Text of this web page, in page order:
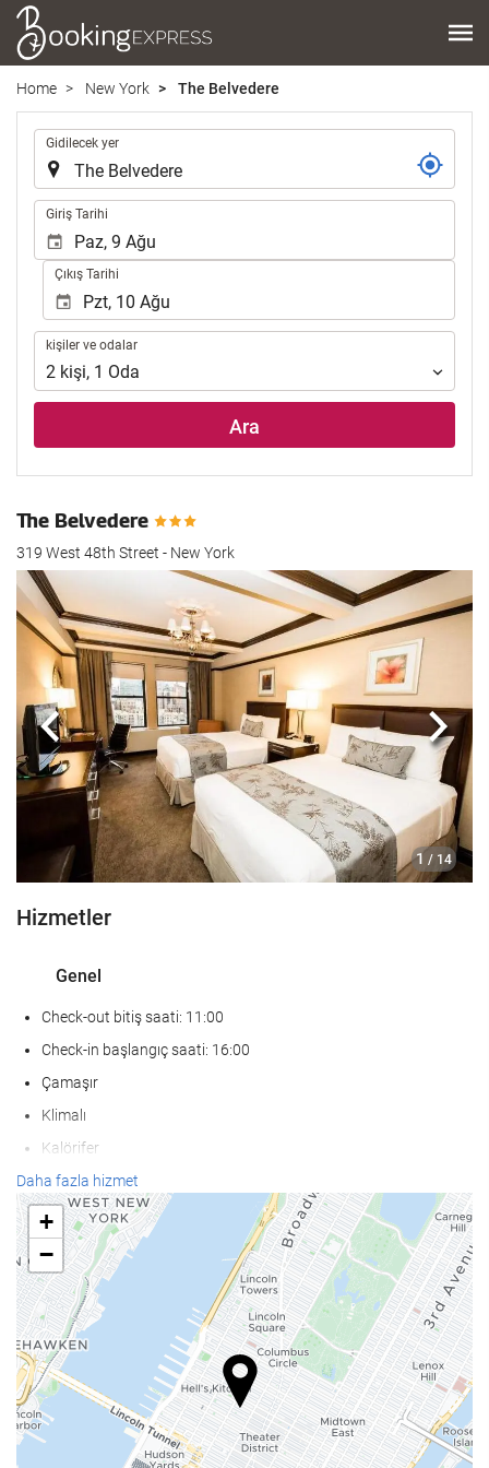
Home New York The Belvedere
Gidilecek yer
Giriş Tarihi
Çıkış Tarihi
kişiler
ve
odalar
kişiler ve odalar
2 kişi, 1 Oda
Ara
The Belvedere
319 West 48th Street - New York
1 / 14
Önceki
Hizmetler
Genel
Check-out bitiş saati: 11:00
Check-in başlangıç saati: 16:00
Çamaşır
Klimalı
Kalörifer
Asansör
Hareket ve erişim kısıtlılığı bulunan kişiler
Görme özürlü kişiler için uyarlanmıştır
İşitme engelli kişiler için uyarlanmıştır
Sigar İçilmeyen Oda
Tesis genelinde sigara içmek yasaktır
Evcil hayvanlar kabul edilmez
KarÅÄ±lama hizmetleri
Daha fazla hizmet
+
−